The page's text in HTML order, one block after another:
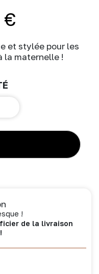
€
et stylée pour les
la maternelle !
!
de la livraison